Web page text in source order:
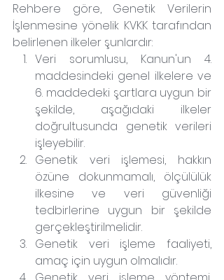
Rehbere göre, Genetik Verilerin
İşlenmesine yönelik KVKK tarafından
belirlenen ilkeler şunlardır:
Veri sorumlusu, Kanun'un 4.
maddesindeki genel ilkelere ve
6. maddedeki şartlara uygun bir
şekilde, aşağıdaki ilkeler
doğrultusunda genetik verileri
işleyebilir.
Genetik veri işlemesi, hakkın
özüne dokunmamalı, ölçülülük
ilkesine ve veri güvenliği
tedbirlerine uygun bir şekilde
gerçekleştirilmelidir.
Genetik veri işleme faaliyeti,
amaç için uygun olmalıdır.